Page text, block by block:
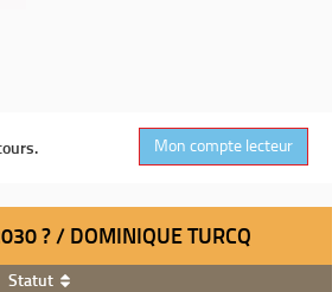
Mon compte lecteur
? / DOMINIQUE TURCQ
Statut